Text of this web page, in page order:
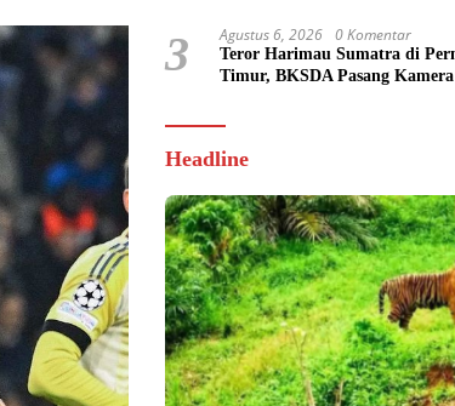
3 Agustus 6, 2026 0 Komentar
Teror Harimau Sumatra di
Timur, BKSDA Pasang
Headline